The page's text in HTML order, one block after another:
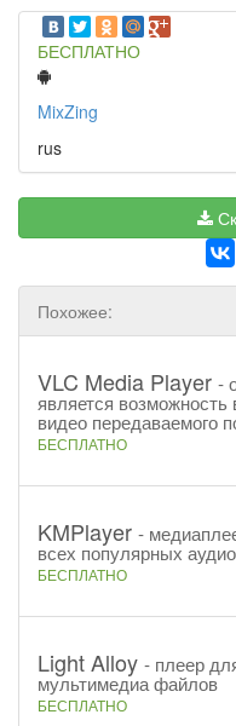
БЕСПЛАТНО
MixZing
rus
Похожее:
VLC Media Player -
является возможность
видео передаваемого
БЕСПЛАТНО
KMPlayer -
всех популярных
БЕСПЛАТНО
Light Alloy - плеер
мультимедиа файлов
БЕСПЛАТНО